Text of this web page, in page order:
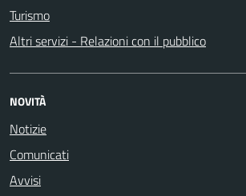
Turismo
Altri servizi - Relazioni con il pubblico
NOVITÀ
Notizie
Comunicati
Avvisi